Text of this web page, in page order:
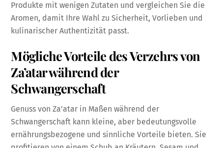
Produkte mit wenigen Zutaten und vergleichen Sie die
Aromen, damit Ihre Wahl zu Sicherheit, Vorlieben und
kulinarischer Authentizität passt.
Mögliche Vorteile des Verzehrs von
Za’atar während der
Schwangerschaft
Genuss von Za’atar in Maßen während der
Schwangerschaft kann kleine, aber bedeutungsvolle
ernährungsbezogene und sinnliche Vorteile bieten. Sie